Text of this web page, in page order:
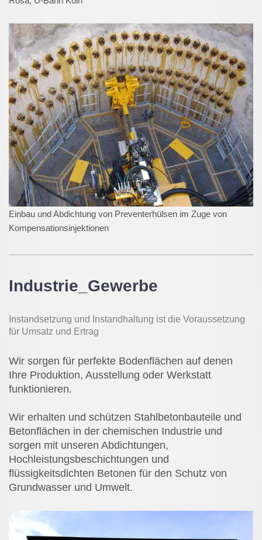
Einbau und Abdichtung von Preventerhülsen im Zuge von
Kompensationsinjektionen
Industrie_Gewerbe
Instandsetzung und Instandhaltung ist die Voraussetzung
für Umsatz und Ertrag
Wir sorgen für perfekte Bodenflächen auf denen
Ihre Produktion, Ausstellung oder Werkstatt
funktionieren.
Wir erhalten und schützen Stahlbetonbauteile und
Betonflächen in der chemischen Industrie und
sorgen mit unseren Abdichtungen,
Hochleistungsbeschichtungen und
flüssigkeitsdichten Betonen für den Schutz von
Grundwasser und Umwelt.